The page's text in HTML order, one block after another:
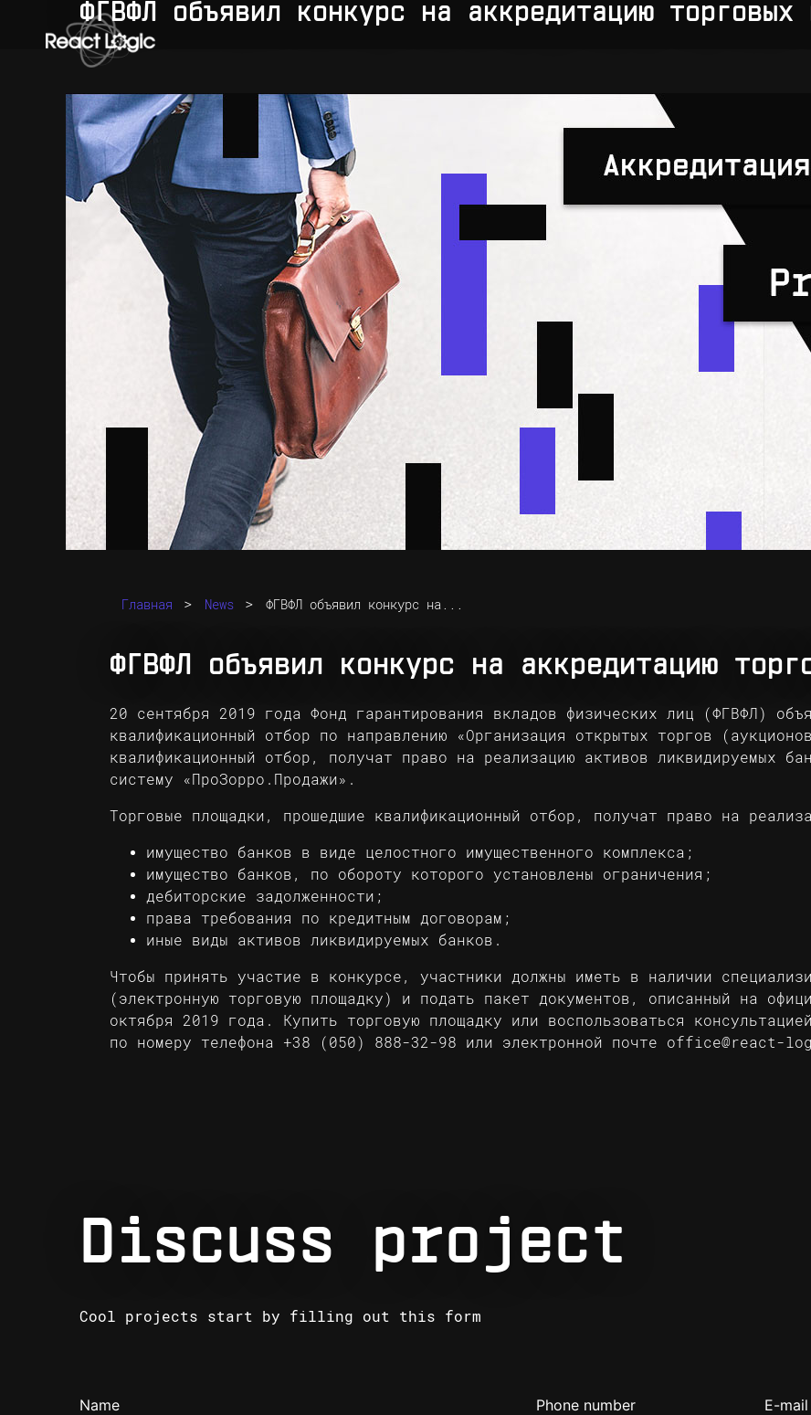
Skip to contentФГВФЛ объявил конкурс на аккредитацию торговых
Главная > News > ФГВФЛ объявил конкурс на...
ФГВФЛ объявил конкурс на аккредитацию
20 сентября 2019 года Фонд гарантирования вкладов физических лиц (ФГВФЛ)
квалификационный отбор по направлению «Организация открытых торгов
квалификационный отбор, получат право на реализацию активов ликвидируемых
систему «ПроЗорро.Продажи».
Торговые площадки, прошедшие квалификационный отбор, получат право на
имущество банков в виде целостного имущественного комплекса;
имущество банков, по обороту которого установлены ограничения;
дебиторские задолженности;
права требования по кредитным договорам;
иные виды активов ликвидируемых банков.
Чтобы принять участие в конкурсе, участники должны иметь в наличии
(электронную торговую площадку) и подать пакет документов, описанный на
октября 2019 года. Купить торговую площадку или воспользоваться
по номеру телефона +38 (050) 888-32-98 или электронной почте office@react-
Discuss project
Cool projects start by filling out this form
Name Phone number E-mail